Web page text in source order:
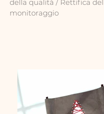
della qualità / Rettifica
monitoraggio